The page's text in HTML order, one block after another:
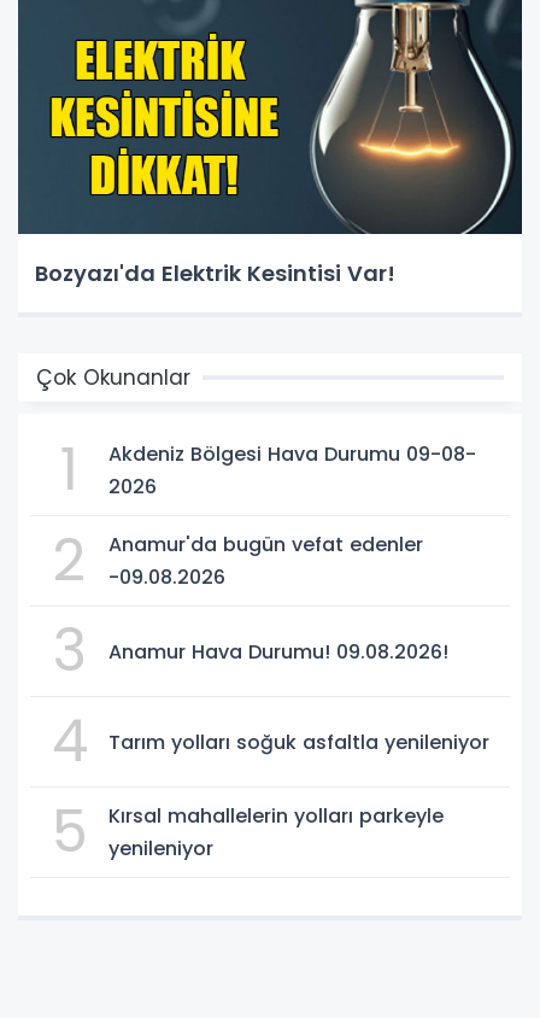
Bozyazı'da Elektrik Kesintisi Var!
Çok Okunanlar
1
Akdeniz Bölgesi Hava Durumu 09-08-
2026
2
Anamur'da bugün vefat edenler
-09.08.2026
3 Anamur Hava Durumu! 09.08.2026!
4 Tarım yolları soğuk asfaltla yenileniyor
5
Kırsal mahallelerin yolları parkeyle
yenileniyor